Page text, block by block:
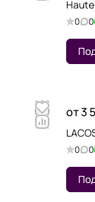
0 0
от 3
0 0